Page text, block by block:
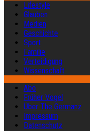
Lifestyle
Glauben
Medien
Geschichte
Sport
Familie
Verteidigung
Wissenschaft
Abo
Früher Vogel
Über The Germanz
Impressum
Datenschutz